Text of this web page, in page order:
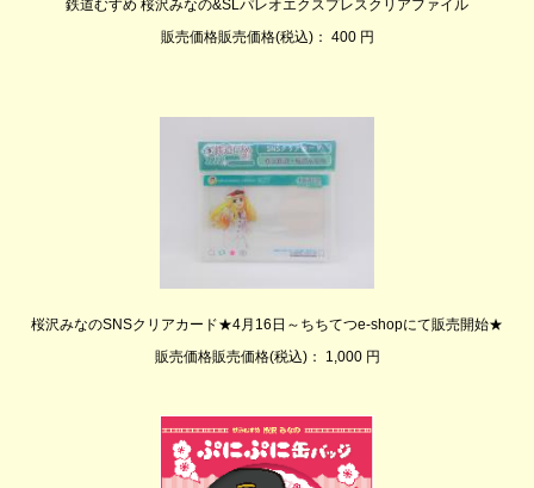
鉄道むすめ 桜沢みなの&SLパレオエクスプレスクリアファイル
販売価格販売価格(税込)： 400 円
桜沢みなのSNSクリアカード★4月16日～ちちてつe-shopにて販売開始★
販売価格販売価格(税込)： 1,000 円